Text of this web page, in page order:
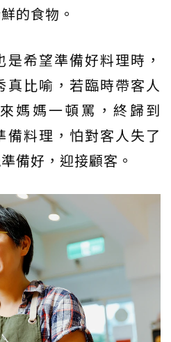
的食物。
希望準備好料理時，
真比喻，若臨時帶客人
媽媽一頓罵，終歸到
備料理，怕對客人失了
備好，迎接顧客。